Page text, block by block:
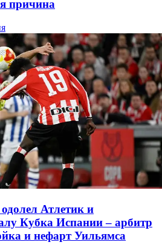
причина
Атлетик и
Кубка Испании – арбитр
и нефарт Уильямса